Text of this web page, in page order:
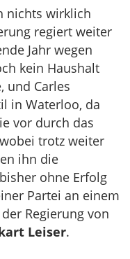
nichts wirklich
regiert weiter
Jahr wegen
kein Haushalt
und Carles
in Waterloo, da
vor durch das
trotz weiter
ihn die
ohne Erfolg
Partei an einem
Regierung von
Leiser.